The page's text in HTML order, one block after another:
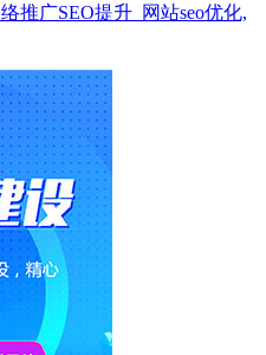
推广SEO提升_网站seo优化,